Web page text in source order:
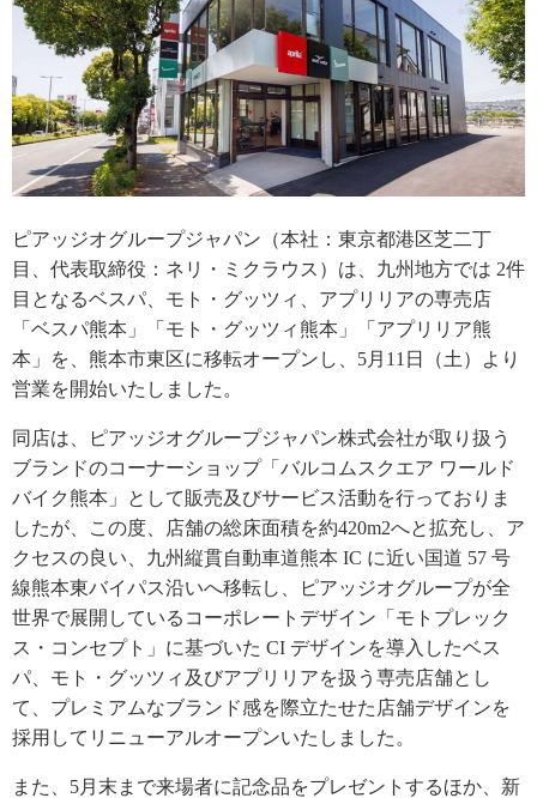
ピアッジオグループジャパン（本社：東京都港区芝二丁
目、代表取締役：ネリ・ミクラウス）は、九州地方では 2件
目となるベスパ、モト・グッツィ、アプリリアの専売店
「ベスパ熊本」「モト・グッツィ熊本」「アプリリア熊
本」を、熊本市東区に移転オープンし、5月11日（土）より
営業を開始いたしました。
同店は、ピアッジオグループジャパン株式会社が取り扱う
ブランドのコーナーショップ「バルコムスクエア ワールド
バイク熊本」として販売及びサービス活動を行っておりま
したが、この度、店舗の総床面積を約420m2へと拡充し、ア
クセスの良い、九州縦貫自動車道熊本 IC に近い国道 57 号
線熊本東バイパス沿いへ移転し、ピアッジオグループが全
世界で展開しているコーポレートデザイン「モトプレック
ス・コンセプト」に基づいた CI デザインを導入したベス
パ、モト・グッツィ及びアプリリアを扱う専売店舗とし
て、プレミアムなブランド感を際立たせた店舗デザインを
採用してリニューアルオープンいたしました。
また、5月末まで来場者に記念品をプレゼントするほか、新